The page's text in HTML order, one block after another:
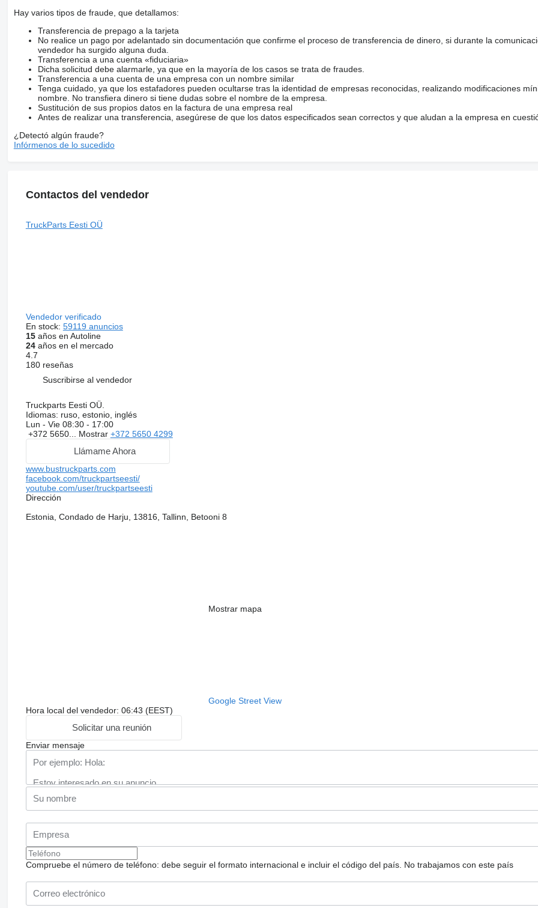
Hay varios tipos de fraude, que detallamos:
Transferencia de prepago a la tarjeta
No realice un pago por adelantado sin documentación que confirme el proceso de transferencia de dinero, si durante la
vendedor ha surgido alguna duda.
Transferencia a una cuenta «fiduciaria»
Dicha solicitud debe alarmarle, ya que en la mayoría de los casos se trata de fraudes.
Transferencia a una cuenta de una empresa con un nombre similar
Tenga cuidado, ya que los estafadores pueden ocultarse tras la identidad de empresas reconocidas, realizando modificaciones
nombre. No transfiera dinero si tiene dudas sobre el nombre de la empresa.
Sustitución de sus propios datos en la factura de una empresa real
Antes de realizar una transferencia, asegúrese de que los datos especificados sean correctos y que aludan a la empresa en
¿Detectó algún fraude?
Infórmenos de lo sucedido
Contactos del vendedor
TruckParts Eesti OÜ
Vendedor verificado
En stock: 59119 anuncios
15años en Autoline
24años en el mercado
4.7
180 reseñas
Suscribirse al vendedor
Truckparts Eesti OÜ.
Idiomas: ruso, estonio, inglés
Lun - Vie 08:30 - 17:00
+372 5650... Mostrar +372 5650 4299
Llámame Ahora
www.bustruckparts.com
facebook.com/truckpartseesti/
youtube.com/user/truckpartseesti
Dirección
Estonia, Condado de Harju, 13816, Tallinn, Betooni 8
Mostrar mapa
Google Street View
Hora local del vendedor: 06:43 (EEST)
Solicitar una reunión
Enviar mensaje
Compruebe el número de teléfono: debe seguir el formato internacional e incluir el código del país. No trabajamos con este país